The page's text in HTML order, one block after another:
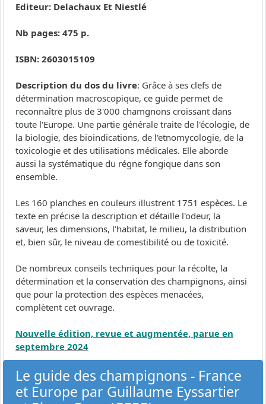
Editeur: Delachaux Et Niestlé
Nb pages: 475 p.
ISBN: 2603015109
Description du dos du livre: Grâce à ses clefs de
détermination macroscopique, ce guide permet de
reconnaître plus de 3'000 chamgnons croissant dans
toute l'Europe. Une partie générale traite de l'écologie, de
la biologie, des bioindications, de l'etnomycologie, de la
toxicologie et des utilisations médicales. Elle aborde
aussi la systématique du régne fongique dans son
ensemble.
Les 160 planches en couleurs illustrent 1751 espèces. Le
texte en précise la description et détaille l'odeur, la
saveur, les dimensions, l'habitat, le milieu, la distribution
et, bien sûr, le niveau de comestibilité ou de toxicité.
De nombreux conseils techniques pour la récolte, la
détermination et la conservation des champignons, ainsi
que pour la protection des espèces menacées,
complètent cet ouvrage.
Nouvelle édition, revue et augmentée, parue en
septembre 2024
Le guide des champignons - France
et Europe par Guillaume Eyssartier